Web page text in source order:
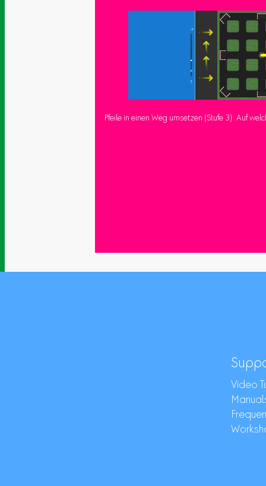
Pfeile in einen Weg umsetzen (Stufe 3): Auf
Video